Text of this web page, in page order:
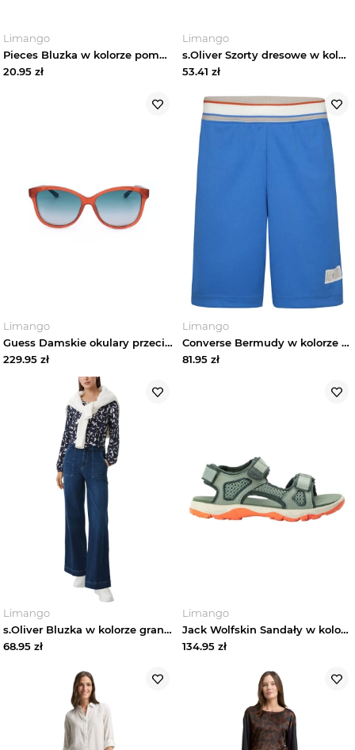
Limango
Pieces Bluzka w kolorze pomarańczowym rozmiar: L
20.95 zł
Limango
s.Oliver Szorty dresowe w kolorze khaki rozmiar: 116
53.41 zł
Limango
Guess Damskie okulary przeciwsłoneczne w kolorze pomarańczowym rozmiar: 58
229.95 zł
Limango
Converse Bermudy w kolorze niebieskim rozmiar: 152 / 158
81.95 zł
Limango
s.Oliver Bluzka w kolorze granatowym rozmiar: 36
68.95 zł
Limango
Jack Wolfskin Sandały w kolorze zielono-pomarańczowym rozmiar: 27
134.95 zł